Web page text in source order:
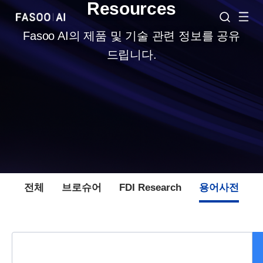
Resources
Fasoo AI의 제품 및 기술 관련 정보를 공유
드립니다.
전체 브로슈어 FDI Research 용어사전